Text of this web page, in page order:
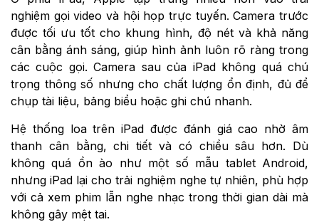
nghiệm gọi video và hội họp trực tuyến. Camera trước
được tối ưu tốt cho khung hình, độ nét và khả năng
cân bằng ánh sáng, giúp hình ảnh luôn rõ ràng trong
các cuộc gọi. Camera sau của iPad không quá chú
trọng thông số nhưng cho chất lượng ổn định, đủ để
chụp tài liệu, bảng biểu hoặc ghi chú nhanh.
Hệ thống loa trên iPad được đánh giá cao nhờ âm
thanh cân bằng, chi tiết và có chiều sâu hơn. Dù
không quá ồn ào như một số mẫu tablet Android,
nhưng iPad lại cho trải nghiệm nghe tự nhiên, phù hợp
với cả xem phim lẫn nghe nhạc trong thời gian dài mà
không gây mệt tai.